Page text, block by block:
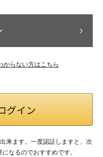
からない方はこちら
来ます。一度認証しますと、次
なるのでおすすめです。